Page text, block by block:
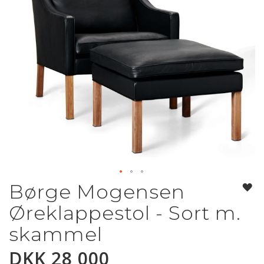
Gå
til
begynnelsen
av
bildegalleri
Børge Mogensen
Øreklappestol - Sort m.
skammel
DKK 28 000